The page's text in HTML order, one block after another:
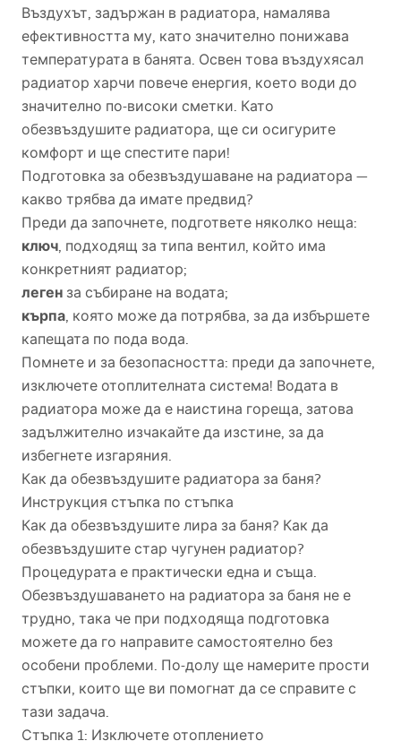
Въздухът, задържан в радиатора, намалява
ефективността му, като значително понижава
температурата в банята. Освен това въздухясал
радиатор харчи повече енергия, което води до
значително по-високи сметки. Като
обезвъздушите радиатора, ще си осигурите
комфорт и ще спестите пари!
Подготовка за обезвъздушаване на радиатора —
какво трябва да имате предвид?
Преди да започнете, подгответе няколко неща:
ключ, подходящ за типа вентил, който има
конкретният радиатор;
леген за събиране на водата;
кърпа, която може да потрябва, за да избършете
капещата по пода вода.
Помнете и за безопасността: преди да започнете,
изключете отоплителната система! Водата в
радиатора може да е наистина гореща, затова
задължително изчакайте да изстине, за да
избегнете изгаряния.
Как да обезвъздушите радиатора за баня?
Инструкция стъпка по стъпка
Как да обезвъздушите лира за баня? Как да
обезвъздушите стар чугунен радиатор?
Процедурата е практически една и съща.
Обезвъздушаването на радиатора за баня не е
трудно, така че при подходяща подготовка
можете да го направите самостоятелно без
особени проблеми. По-долу ще намерите прости
стъпки, които ще ви помогнат да се справите с
тази задача.
Стъпка 1: Изключете отоплението